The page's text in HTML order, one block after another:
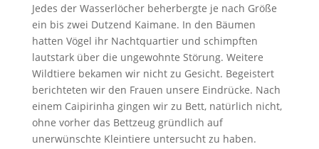
Jedes der Wasserlöcher beherbergte je nach Größe
ein bis zwei Dutzend Kaimane. In den Bäumen
hatten Vögel ihr Nachtquartier und schimpften
lautstark über die ungewohnte Störung. Weitere
Wildtiere bekamen wir nicht zu Gesicht. Begeistert
berichteten wir den Frauen unsere Eindrücke. Nach
einem Caipirinha gingen wir zu Bett, natürlich nicht,
ohne vorher das Bettzeug gründlich auf
unerwünschte Kleintiere untersucht zu haben.